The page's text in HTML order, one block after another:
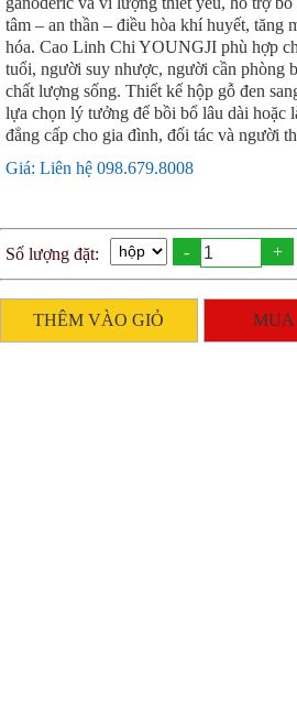
tâm – an thần – điều hòa khí huyết, tăng
hóa. Cao Linh Chi YOUNGJI phù hợp
tuổi, người suy nhược, người cần phòng
chất lượng sống. Thiết kế hộp gỗ đen
lựa chọn lý tưởng để bồi bổ lâu dài hoặc
đẳng cấp cho gia đình, đối tác và người
Giá: Liên hệ 098.679.8008
Số lượng đặt: - +
THÊM VÀO GIỎ